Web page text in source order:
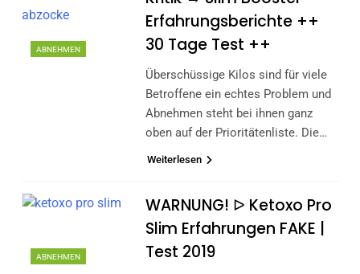
ABNEHMEN
Erfahrungsberichte ++
30 Tage Test ++
Überschüssige Kilos sind für viele
Betroffene ein echtes Problem und
Abnehmen steht bei ihnen ganz
oben auf der Prioritätenliste. Die…
Weiterlesen
ABNEHMEN
WARNUNG! ᐅ Ketoxo Pro
Slim Erfahrungen FAKE |
Test 2019